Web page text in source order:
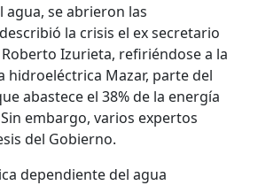
se abrieron las
la crisis el ex secretario
Izurieta, refiriéndose a la
hidroeléctrica Mazar, parte del
abastece el 38% de la energía
embargo, varios expertos
del Gobierno.
dependiente del agua